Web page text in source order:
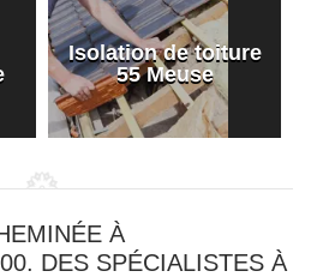
Isolation de toiture
55 Meuse
À
DES SPÉCIALISTES À